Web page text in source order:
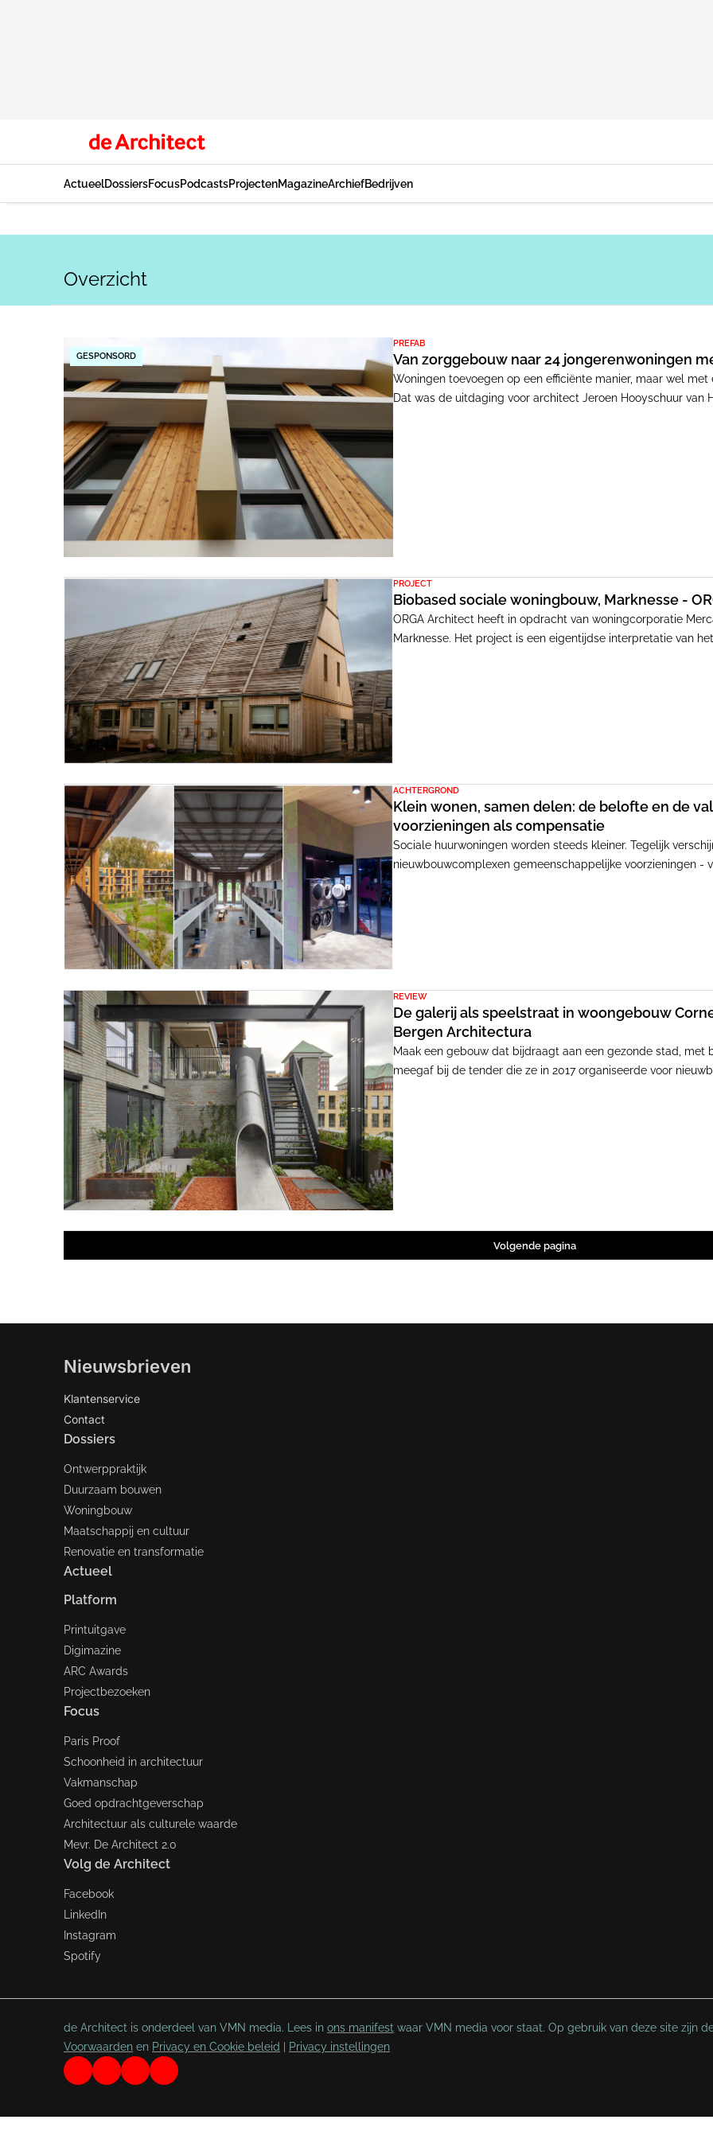
ActueelDossiersFocusPodcastsProjectenMagazineArchiefBedrijven
Overzicht
GESPONSORD
PREFAB
Van zorggebouw naar 24 jongerenwoningen
Woningen toevoegen op een efficiënte manier, maar wel
Dat was de uitdaging voor architect Jeroen Hooyschuur
PROJECT
Biobased sociale woningbouw, Marknesse -
ORGA Architect heeft in opdracht van woningcorporatie
Marknesse. Het project is een eigentijdse interpretatie van
ACHTERGROND
Klein wonen, samen delen: de belofte en de
voorzieningen als compensatie
Sociale huurwoningen worden steeds kleiner. Tegelijk
nieuwbouwcomplexen gemeenschappelijke voorzieningen -
REVIEW
De galerij als speelstraat in woongebouw
Bergen Architectura
Maak een gebouw dat bijdraagt aan een gezonde stad,
meegaf bij de tender die ze in 2017 organiseerde voor
Volgende pagina
Nieuwsbrieven
Klantenservice
Contact
Dossiers
Ontwerppraktijk
Duurzaam bouwen
Woningbouw
Maatschappij en cultuur
Renovatie en transformatie
Actueel
Platform
Printuitgave
Digimazine
ARC Awards
Projectbezoeken
Focus
Paris Proof
Schoonheid in architectuur
Vakmanschap
Goed opdrachtgeverschap
Architectuur als culturele waarde
Mevr. De Architect 2.0
Volg de Architect
Facebook
LinkedIn
Instagram
Spotify
de Architect is onderdeel van VMN media. Lees in ons manifest waar VMN media voor staat. Op gebruik van deze site zijn
Voorwaarden en Privacy en Cookie beleid Privacy instellingen